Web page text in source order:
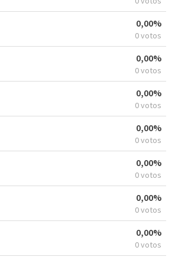
0,00%
0 votos
0,00%
0 votos
0,00%
0 votos
0,00%
0 votos
0,00%
0 votos
0,00%
0 votos
0,00%
0 votos